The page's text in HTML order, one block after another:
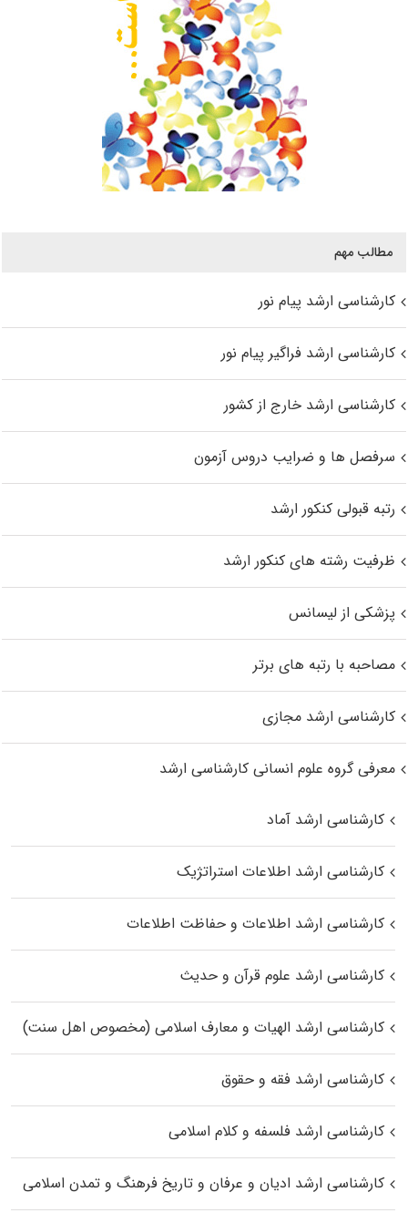
مطالب مهم
کارشناسی ارشد پیام نور
کارشناسی ارشد فراگیر پیام نور
کارشناسی ارشد خارج از کشور
سرفصل ها و ضرایب دروس آزمون
رتبه قبولی کنکور ارشد
ظرفیت رشته های کنکور ارشد
پزشکی از لیسانس
مصاحبه با رتبه های برتر
کارشناسی ارشد مجازی
معرفی گروه علوم انسانی کارشناسی ارشد
کارشناسی ارشد آماد
کارشناسی ارشد اطلاعات استراتژیک
کارشناسی ارشد اطلاعات و حفاظت اطلاعات
کارشناسی ارشد علوم قرآن و حدیث
کارشناسی ارشد الهیات و معارف اسلامی (مخصوص اهل سنت)
کارشناسی ارشد فقه و حقوق
کارشناسی ارشد فلسفه و کلام اسلامی
کارشناسی ارشد ادیان و عرفان و تاریخ فرهنگ و تمدن اسلامی